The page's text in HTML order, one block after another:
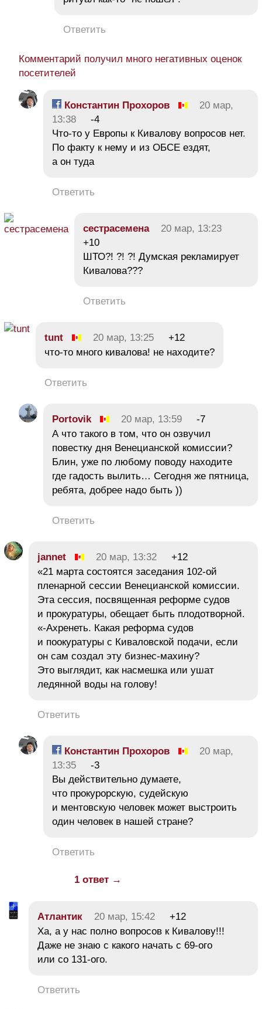
Ответить
Комментарий получил много негативных оценок
посетителей
Константин Прохоров
20 мар,
13:38
-4
Что-то у Европы к Кивалову вопросов нет.
По факту к нему и из ОБСЕ ездят,
а он туда
Ответить
сестрасемена
20 мар, 13:23
+10
ШТО?! ?! ?! Думская рекламирует
Кивалова???
Ответить
tunt 20 мар, 13:25
+12
что-то много кивалова! не находите?
Ответить
Portovik 20 мар, 13:59
-7
А что такого в том, что он озвучил
повестку дня Венецианской комиссии?
Блин, уже по любому поводу находите
где гадость вылить… Сегодня же пятница,
ребята, добрее надо быть ))
Ответить
jannet 20 мар, 13:32
+12
«21 марта состоятся заседания 102-ой
пленарной сессии Венецианской комиссии.
Эта сессия, посвященная реформе судов
и прокуратуры, обещает быть плодотворной.
«-Ахренеть. Какая реформа судов
и поокуратуры с Киваловской подачи, если
он сам создал эту бизнес-махину?
Это выглядит, как насмешка или ушат
ледянной воды на голову!
Ответить
Константин Прохоров
20 мар,
13:35
-3
Вы действительно думаете,
что прокурорскую, судейскую
и ментовскую человек может выстроить
один человек в нашей стране?
Ответить
1 ответ →
Атлантик 20 мар, 15:42
+12
Ха, а у нас полно вопросов к Кивалову!!!
Даже не знаю с какого начать с 69-ого
или со 131-ого.
Ответить